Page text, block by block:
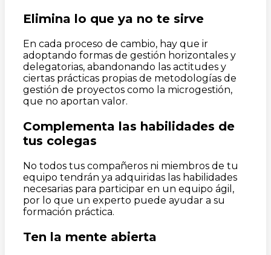
Elimina lo que ya no te sirve
En cada proceso de cambio, hay que ir
adoptando formas de gestión horizontales y
delegatorias, abandonando las actitudes y
ciertas prácticas propias de metodologías de
gestión de proyectos como la microgestión,
que no aportan valor.
Complementa las habilidades de
tus colegas
No todos tus compañeros ni miembros de tu
equipo tendrán ya adquiridas las habilidades
necesarias para participar en un equipo ágil,
por lo que un experto puede ayudar a su
formación práctica.
Ten la mente abierta